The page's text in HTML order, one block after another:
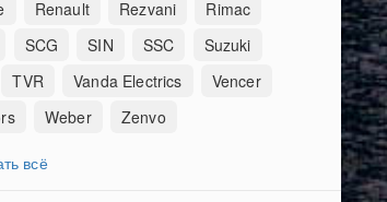
Renault Rezvani
Rimac
SCG SIN SSC
Suzuki
TVR Vanda Electrics
Vencer
Weber Zenvo
всё